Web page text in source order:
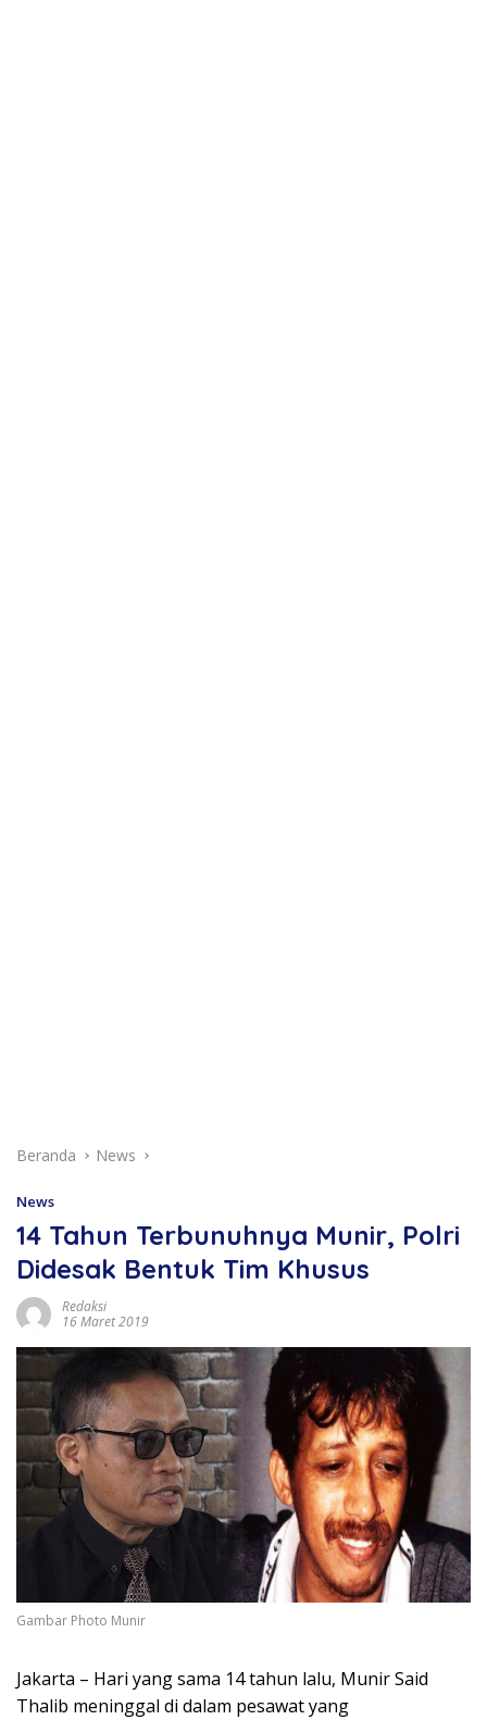
Beranda News
News
14 Tahun Terbunuhnya Munir, Polri
Didesak Bentuk Tim Khusus
Redaksi
16 Maret 2019
Gambar Photo Munir
Jakarta – Hari yang sama 14 tahun lalu, Munir Said
Thalib meninggal di dalam pesawat yang